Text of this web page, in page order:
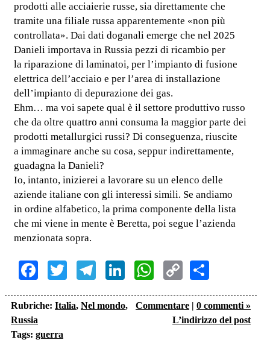
prodotti alle acciaierie russe, sia direttamente che
tramite una filiale russa apparentemente «non più
controllata». Dai dati doganali emerge che nel 2025
Danieli importava in Russia pezzi di ricambio per
la riparazione di laminatoi, per l’impianto di fusione
elettrica dell’acciaio e per l’area di installazione
dell’impianto di depurazione dei gas.
Ehm… ma voi sapete qual è il settore produttivo russo
che da oltre quattro anni consuma la maggior parte dei
prodotti metallurgici russi? Di conseguenza, riuscite
a immaginare anche su cosa, seppur indirettamente,
guadagna la Danieli?
Io, intanto, inizierei a lavorare su un elenco delle
aziende italiane con gli interessi simili. Se andiamo
in ordine alfabetico, la prima componente della lista
che mi viene in mente è Beretta, poi segue l’azienda
menzionata sopra.
Facebook
TwitterTelegram
LinkedInWhatsApp
Copy
Link
Rubriche: Italia, Nel mondo,
Russia
Tags: guerra
Commentare | 0 commenti »
L’indirizzo del post